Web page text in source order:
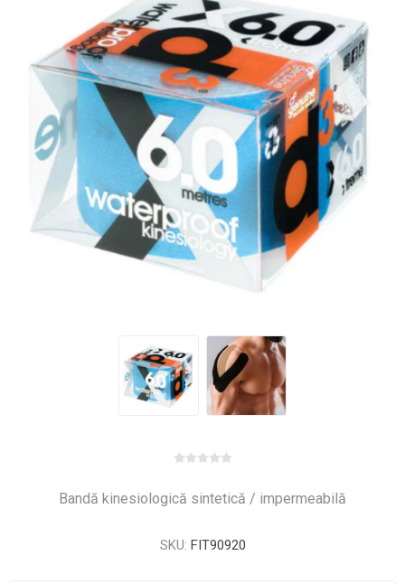
Bandă kinesiologică sintetică / impermeabilă
SKU: FIT90920